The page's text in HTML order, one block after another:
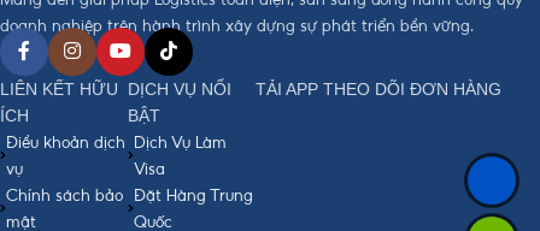
doanh nghiệp trên hành trình xây dựng sự phát triển bền vững.
LIÊN KẾT HỮU
ÍCH
Điều khoản dịch
vụ
Chính sách bảo
mật
DỊCH VỤ NỔI
BẬT
Dịch Vụ Làm
Visa
Đặt Hàng Trung
Quốc
TẢI APP THEO DÕI ĐƠN HÀNG